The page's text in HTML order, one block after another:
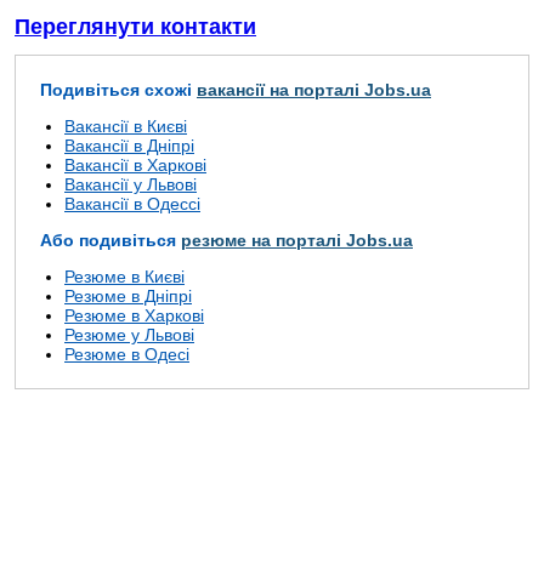
Переглянути контакти
Подивіться схожі вакансії на порталі Jobs.ua
Вакансії в Києві
Вакансії в Дніпрі
Вакансії в Харкові
Вакансії у Львові
Вакансії в Одессі
Або подивіться резюме на порталі Jobs.ua
Резюме в Києві
Резюме в Дніпрі
Резюме в Харкові
Резюме у Львові
Резюме в Одесі